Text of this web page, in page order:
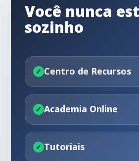
Você nunca
sozinho
Centro de Recursos
Academia Online
Tutoriais